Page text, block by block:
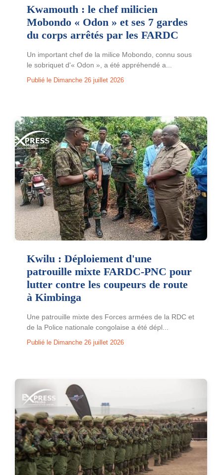
Kwamouth : le chef milicien
Mobondo « Odon » et ses 7 gardes
du corps arrêtés par les FARDC
Un important chef de la milice Mobondo, connu sous
le sobriquet d'« Odon », a été appréhendé a...
Publié le Dimanche 26 juillet 2026
Kwilu : Déploiement d'une
patrouille mixte FARDC-PNC pour
lutter contre les coupeurs de route
à Kimbinga
Une patrouille mixte des Forces armées de la RDC et
de la Police nationale congolaise a été dépl...
Publié le Dimanche 26 juillet 2026